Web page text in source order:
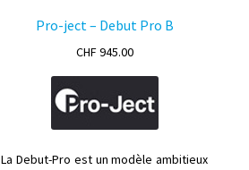
Pro-ject – Debut Pro B
CHF945.00
La Debut-Pro est un modèle ambitieux